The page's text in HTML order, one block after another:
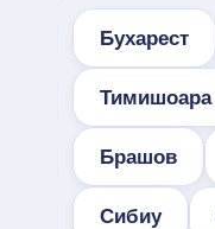
Бухарест
Тимишоара
Брашов
Сибиу